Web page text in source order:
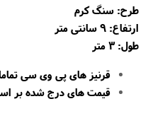
طرح: سنگ کرم
ارتفاع: 9 سانتی متر
طول: 3 متر
قرنیز های پی وی سی
قیمت های درج شده بر